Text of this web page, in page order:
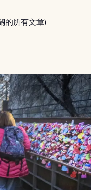
的所有文章)